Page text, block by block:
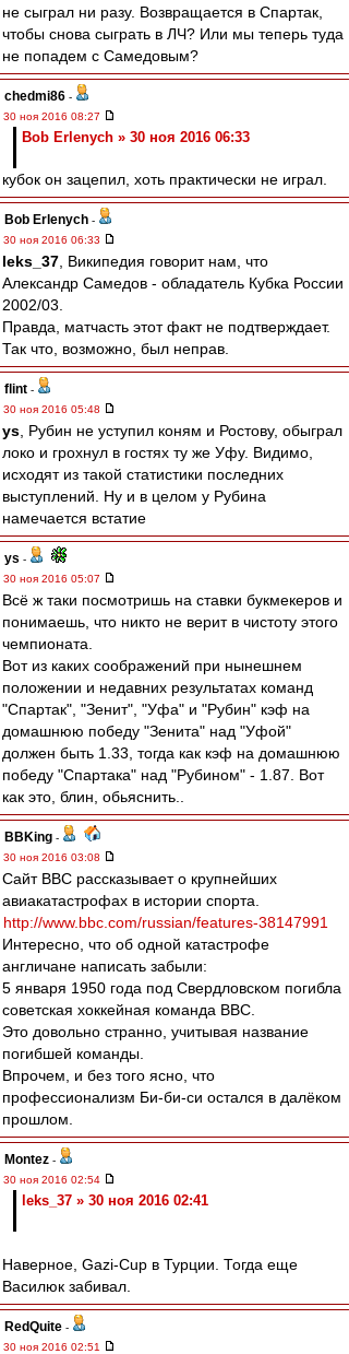
не сыграл ни разу. Возвращается в Спартак,
чтобы снова сыграть в ЛЧ? Или мы теперь туда
не попадем с Самедовым?
chedmi86 -
30 ноя 2016 08:27
Bob Erlenych » 30 ноя 2016 06:33
кубок он зацепил, хоть практически не играл.
Bob Erlenych -
30 ноя 2016 06:33
leks_37 , Википедия говорит нам, что
Александр Самедов - обладатель Кубка России
2002/03.
Правда, матчасть этот факт не подтверждает.
Так что, возможно, был неправ.
flint -
30 ноя 2016 05:48
ys , Рубин не уступил коням и Ростову, обыграл
локо и грохнул в гостях ту же Уфу. Видимо,
исходят из такой статистики последних
выступлений. Ну и в целом у Рубина
намечается встатие
ys -
30 ноя 2016 05:07
Всё ж таки посмотришь на ставки букмекеров и
понимаешь, что никто не верит в чистоту этого
чемпионата.
Вот из каких соображений при нынешнем
положении и недавних результатах команд
"Спартак", "Зенит", "Уфа" и "Рубин" кэф на
домашнюю победу "Зенита" над "Уфой"
должен быть 1.33, тогда как кэф на домашнюю
победу "Спартака" над "Рубином" - 1.87. Вот
как это, блин, обьяснить..
BBKing -
30 ноя 2016 03:08
Сайт BBC рассказывает о крупнейших
авиакатастрофах в истории спорта.
http://www.bbc.com/russian/features-38147991
Интересно, что об одной катастрофе
англичане написать забыли:
5 января 1950 года под Свердловском погибла
советская хоккейная команда ВВС.
Это довольно странно, учитывая название
погибшей команды.
Впрочем, и без того ясно, что
профессионализм Би-би-си остался в далёком
прошлом.
Montez -
30 ноя 2016 02:54
leks_37 » 30 ноя 2016 02:41
Наверное, Gazi-Cup в Турции. Тогда еще
Василюк забивал.
RedQuite -
30 ноя 2016 02:51